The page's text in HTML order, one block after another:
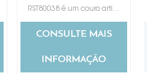
RST80038 é um couro artificial que muda de cor com um bom design que imita o couro genuíno.
CONSULTE MAIS
INFORMAÇÃO